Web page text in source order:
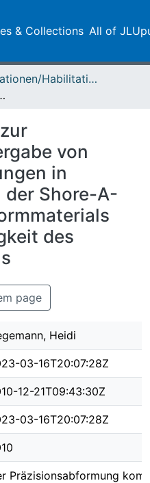
& Collections All of
Dissertationen/Habilitationen
und der Fließfähigkeit des Korrekturmaterials
von
in
Shore-A-
des
page
Heidi
03-16T20:07:28Z
12-21T09:43:30Z
03-16T20:07:28Z
Präzisionsabformung